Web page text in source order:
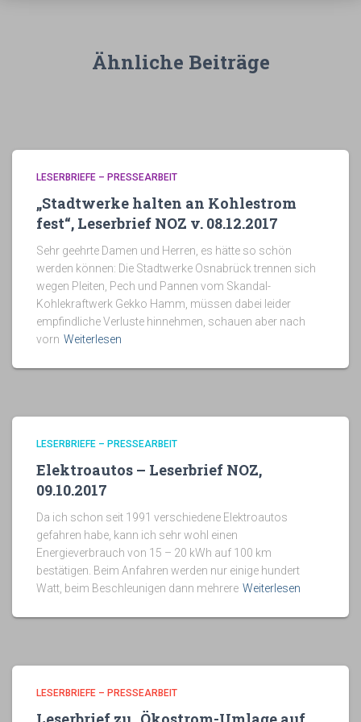
Ähnliche Beiträge
LESERBRIEFE – PRESSEARBEIT
„Stadtwerke halten an Kohlestrom
fest“, Leserbrief NOZ v. 08.12.2017
Sehr geehrte Damen und Herren, es hätte so schön
werden können: Die Stadtwerke Osnabrück trennen sich
wegen Pleiten, Pech und Pannen vom Skandal-
Kohlekraftwerk Gekko Hamm, müssen dabei leider
empfindliche Verluste hinnehmen, schauen aber nach
vorn Weiterlesen
LESERBRIEFE – PRESSEARBEIT
Elektroautos – Leserbrief NOZ,
09.10.2017
Da ich schon seit 1991 verschiedene Elektroautos
gefahren habe, kann ich sehr wohl einen
Energieverbrauch von 15 – 20 kWh auf 100 km
bestätigen. Beim Anfahren werden nur einige hundert
Watt, beim Beschleunigen dann mehrere Weiterlesen
LESERBRIEFE – PRESSEARBEIT